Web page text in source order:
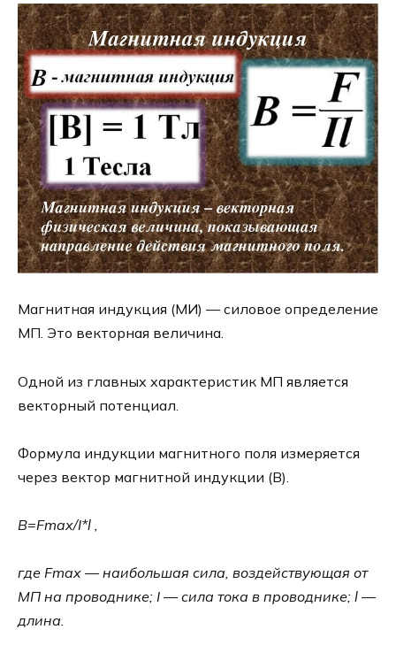
Магнитная индукция (МИ) — силовое определение
МП. Это векторная величина.
Одной из главных характеристик МП является
векторный потенциал.
Формула индукции магнитного поля измеряется
через вектор магнитной индукции (В).
В=Fmax/I*l ,
где Fmax —наибольшая сила, воздействующая от
МП на проводнике; I —сила тока в проводнике; l —
длина.